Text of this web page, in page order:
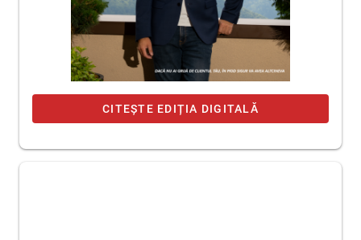
CITEȘTE EDIȚIA DIGITALĂ